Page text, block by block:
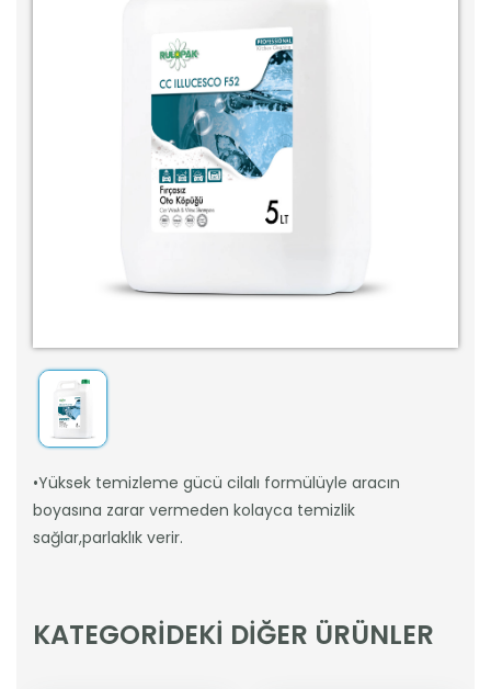
•Yüksek temizleme gücü cilalı formülüyle aracın
boyasına zarar vermeden kolayca temizlik
sağlar,parlaklık verir.
KATEGORİDEKİ DİĞER ÜRÜNLER